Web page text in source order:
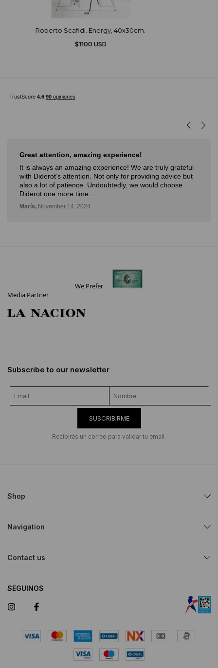
Roberto Scafidi. Energy, 40x30cm.
$1100 USD
Great attention, amazing experience!
It is always an amazing experience! We are truly grateful
with Diderot’s attention. Not only for providing advice but
also a lot of patience. Undoubtedly, we would choose
Diderot one more time...
María, November 14, 2024
We Prefer
Media Partner
Subscribe to our newsletter
SUSCRIBIRME
Recibirás un correo para validar tu email.
Shop
Navigation
Contact us
SEGUINOS